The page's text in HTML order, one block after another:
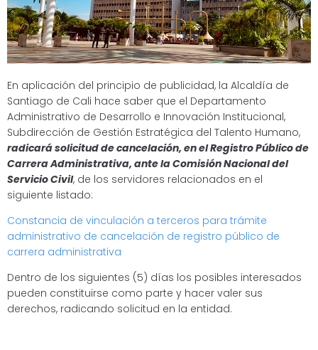
En aplicación del principio de publicidad, la Alcaldía de
Santiago de Cali hace saber que el Departamento
Administrativo de Desarrollo e Innovación Institucional,
Subdirección de Gestión Estratégica del Talento Humano,
radicará solicitud de cancelación, en el Registro Público de
Carrera Administrativa, ante la Comisión Nacional del
Servicio Civil, de los servidores relacionados en el
siguiente listado:
Constancia de vinculación a terceros para trámite
administrativo de cancelación de registro público de
carrera administrativa
Dentro de los siguientes (5) días los posibles interesados
pueden constituirse como parte y hacer valer sus
derechos, radicando solicitud en la entidad.